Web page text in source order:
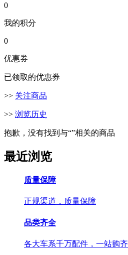
0
我的积分
0
优惠券
已领取的优惠券
>> 关注商品
>> 浏览历史
抱歉，没有找到与“”相关的商品
最近浏览
质量保障
正规渠道，质量保障
品类齐全
各大车系千万配件，一站购齐